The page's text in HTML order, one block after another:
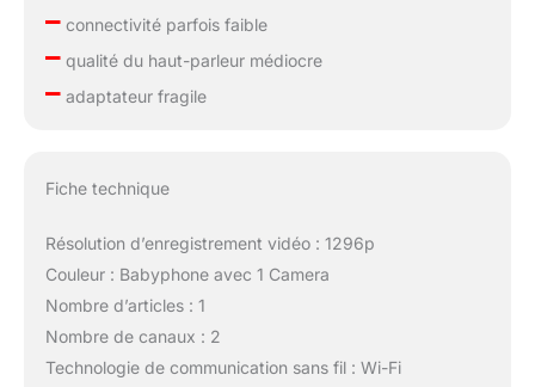
–connectivité parfois faible
–qualité du haut-parleur médiocre
–adaptateur fragile
Fiche technique
Résolution d’enregistrement vidéo : 1296p
Couleur : Babyphone avec 1 Camera
Nombre d’articles : 1
Nombre de canaux : 2
Technologie de communication sans fil : Wi-Fi